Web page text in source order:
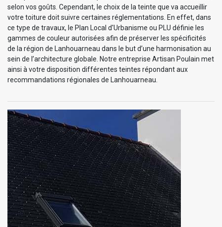
selon vos goûts. Cependant, le choix de la teinte que va accueillir
votre toiture doit suivre certaines réglementations. En effet, dans
ce type de travaux, le Plan Local d'Urbanisme ou PLU définie les
gammes de couleur autorisées afin de préserver les spécificités
de la région de Lanhouarneau dans le but d’une harmonisation au
sein de l’architecture globale. Notre entreprise Artisan Poulain met
ainsi à votre disposition différentes teintes répondant aux
recommandations régionales de Lanhouarneau.